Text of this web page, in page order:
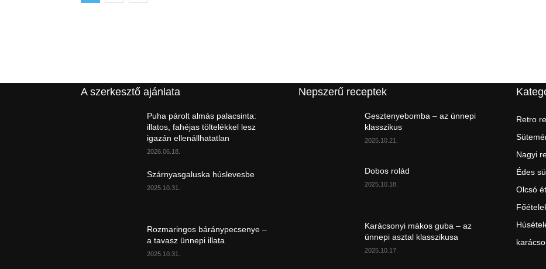
A szerkesztő ajánlata
Puha párolt almás palacsinta:
illatos, fahéjas töltelékkel lesz
igazán ellenállhatatlan
2026.06.18.
Szárnyasgaluska húslevesbe
2025.10.31.
Rozmaringos báránypecsenye –
a tavasz ünnepi illata
2025.10.31.
Nepszerű receptek
Gesztenyebomba – az ünnepi
klasszikus
2025.10.21.
Dobos rolád
2025.10.18.
Karácsonyi mákos guba – az
ünnepi asztal klasszikusa
2025.10.17.
Retro
Nagyi
Édes
Olcsó